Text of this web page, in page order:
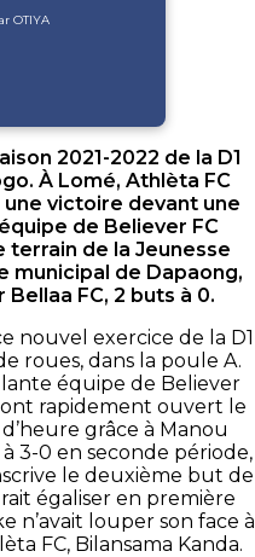
OTIYA
2021-2022 de la D1
À Lomé, Athlèta FC
victoire devant une
de Believer FC
terrain de la Jeunesse
municipal de Dapaong,
FC, 2 buts à 0.
nouvel exercice de la D1
roues, dans la poule A.
équipe de Believer
rapidement ouvert le
grâce à Manou
3-0 en seconde période,
le deuxième but de
égaliser en première
n’avait louper son face à
FC, Bilansama Kanda.